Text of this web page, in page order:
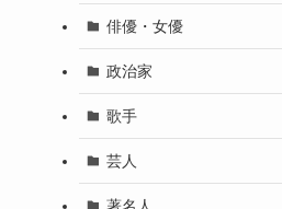
俳優・女優
政治家
歌手
芸人
著名人